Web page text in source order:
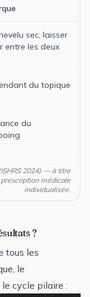
sec, laisser
entre les deux
du topique
du
2024) — à titre
médicale
individualisée.
?
tous les
le
cycle pilaire :